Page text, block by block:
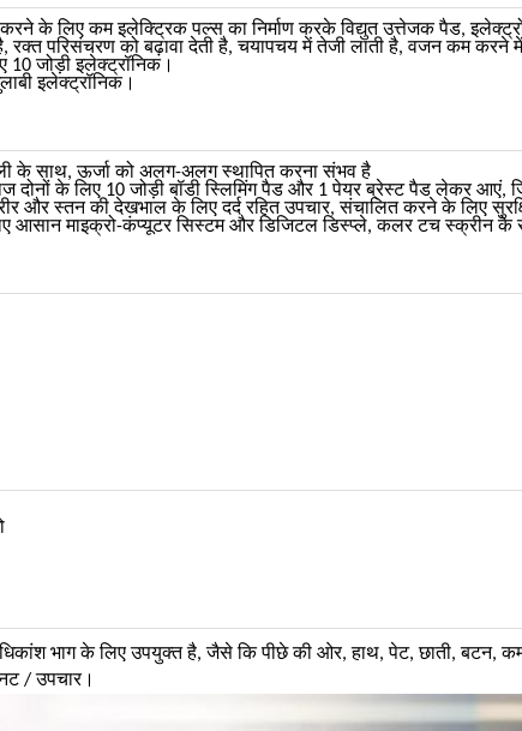
करने के लिए कम इलेक्ट्रिक पल्स का निर्माण करके विद्युत उत्तेजक पैड,
है, रक्त परिसंचरण को बढ़ावा देती है, चयापचय में तेजी लाती है, वजन कम
10 जोड़ी इलेक्ट्रॉनिक।
इलेक्ट्रॉनिक।
के साथ, ऊर्जा को अलग-अलग स्थापित करना संभव है
दोनों के लिए 10 जोड़ी बॉडी स्लिमिंग पैड और 1 पेयर ब्रेस्ट पैड लेकर आएं,
और स्तन की देखभाल के लिए दर्द रहित उपचार, संचालित करने के लिए
आसान माइक्रो-कंप्यूटर सिस्टम और डिजिटल डिस्प्ले, कलर टच स्क्रीन के
भाग के लिए उपयुक्त है, जैसे कि पीछे की ओर,हाथ, पेट, छाती, बटन,
/ उपचार।